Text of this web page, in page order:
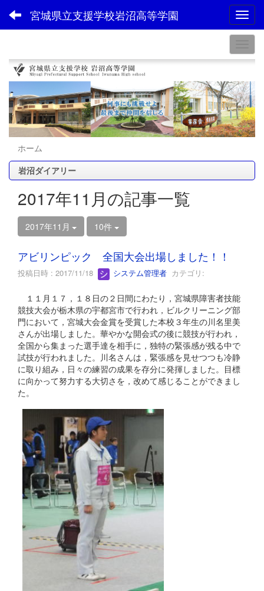
宮城県立支援学校岩沼高等学園
ホーム
岩沼ダイアリー
2017年11月の記事一覧
2017年11月 10件
アビリンピック 全国大会出場しました！！
投稿日時 : 2017/11/18 システム管理者 カテゴリ:
１１月１７，１８日の２日間にわたり，宮城県障害者技能
競技大会が栃木県の宇都宮市で行われ，ビルクリーニング部
門において，宮城大会金賞を受賞した本校３年生の川名里美
さんが出場しました。華やかな開会式の後に競技が行われ，
全国から集まった選手達を相手に，独特の緊張感が残る中で
試技が行われました。川名さんは，緊張感を見せつつも冷静
に取り組み，日々の練習の成果を存分に発揮しました。目標
に向かって努力する大切さを，改めて感じることができまし
た。